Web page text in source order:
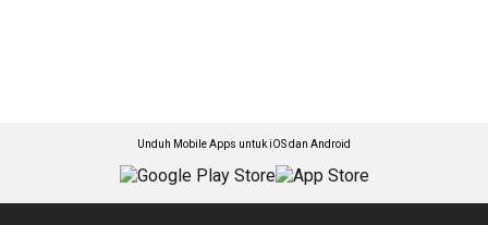
Unduh Mobile Apps untuk iOS dan Android